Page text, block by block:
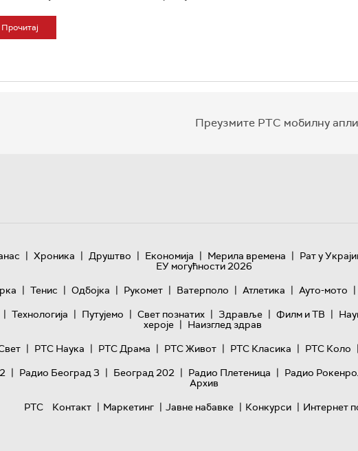
Прочитај
Преузмите РТС мобилну
| Хроника | Друштво | Економија | Мерила времена | Рат у
ЕУ могућности 2026
| Тенис | Одбојка | Рукомет | Ватерполо | Атлетика | Ауто-мото |
| Технологијa | Путујемо | Свет познатих | Здравље | Филм и ТВ |
хероје | Наизглед здрав
| РТС Наука | РТС Драма | РТС Живот | РТС Класика | РТС Коло |
| Радио Београд 3 | Београд 202 | Радио Плетеница | Радио
Архив
РТС
Контакт | Маркетинг | Јавне набавке | Конкурси | Интернет